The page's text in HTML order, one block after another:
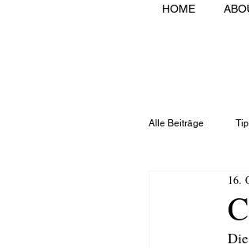
Alle Beiträge
Veranstaltung
16.
HOME